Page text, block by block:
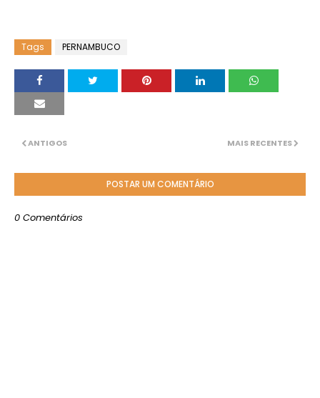
Tags PERNAMBUCO
MAIS RECENTES
ANTIGOS
POSTAR UM COMENTÁRIO
0 Comentários